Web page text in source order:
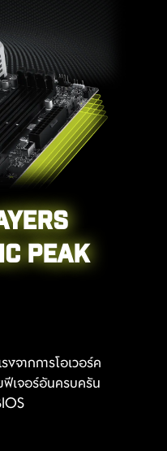
PEAK
จากการโอเวอร์ค
เจอร์อันครบครัน
IC